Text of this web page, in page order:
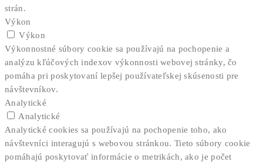
strán.
Výkon
Výkon
Výkonnostné súbory cookie sa používajú na pochopenie a
analýzu kľúčových indexov výkonnosti webovej stránky, čo
pomáha pri poskytovaní lepšej používateľskej skúsenosti pre
návštevníkov.
Analytické
Analytické
Analytické cookies sa používajú na pochopenie toho, ako
návštevníci interagujú s webovou stránkou. Tieto súbory cookie
pomáhajú poskytovať informácie o metrikách, ako je počet